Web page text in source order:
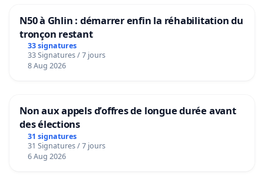
N50 à Ghlin : démarrer enfin la réhabilitation du
tronçon restant
33 signatures
33 Signatures / 7 jours
8 Aug 2026
Non aux appels d’offres de longue durée avant
des élections
31 signatures
31 Signatures / 7 jours
6 Aug 2026